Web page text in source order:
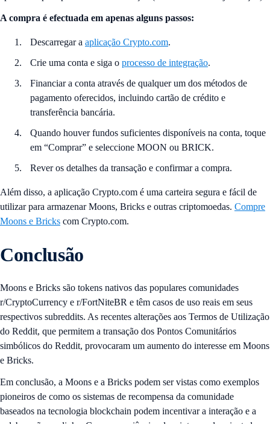
A compra é efectuada em apenas alguns passos:
Descarregar a aplicação Crypto.com.
Crie uma conta e siga o processo de integração.
Financiar a conta através de qualquer um dos métodos de
pagamento oferecidos, incluindo cartão de crédito e
transferência bancária.
Quando houver fundos suficientes disponíveis na conta, toque
em “Comprar” e seleccione MOON ou BRICK.
Rever os detalhes da transação e confirmar a compra.
Além disso, a aplicação Crypto.com é uma carteira segura e fácil de
utilizar para armazenar Moons, Bricks e outras criptomoedas. Compre
Moons e Bricks com Crypto.com.
Conclusão
Moons e Bricks são tokens nativos das populares comunidades
r/CryptoCurrency e r/FortNiteBR e têm casos de uso reais em seus
respectivos subreddits. As recentes alterações aos Termos de Utilização
do Reddit, que permitem a transação dos Pontos Comunitários
simbólicos do Reddit, provocaram um aumento do interesse em Moons
e Bricks.
Em conclusão, a Moons e a Bricks podem ser vistas como exemplos
pioneiros de como os sistemas de recompensa da comunidade
baseados na tecnologia blockchain podem incentivar a interação e a